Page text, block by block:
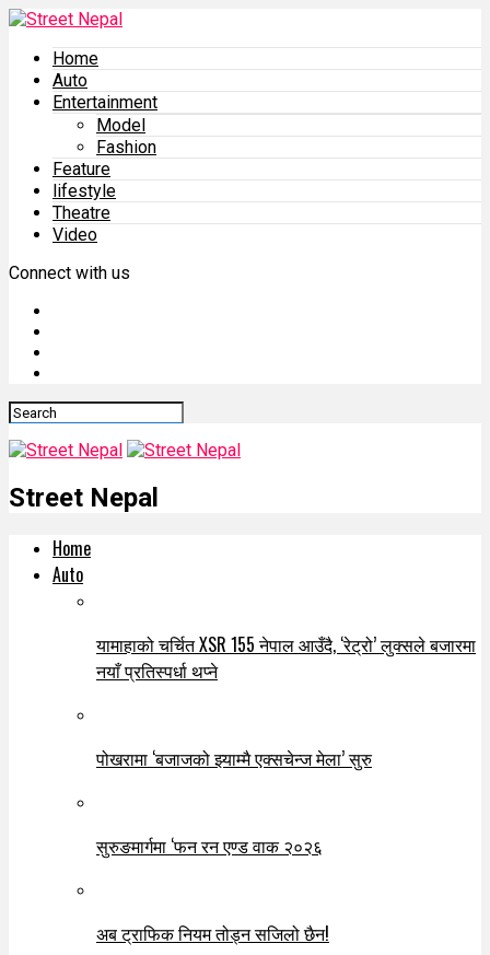
Home
Auto
Entertainment
Model
Fashion
Feature
lifestyle
Theatre
Video
Connect with us
Street Nepal
Home
Auto
यामाहाको चर्चित XSR 155 नेपाल आउँदै, ‘रेट्रो’ लुक्सले बजारमा
नयाँ प्रतिस्पर्धा थप्ने
पोखरामा ‘बजाजको झ्याम्मै एक्सचेन्ज मेला’ सुरु
सुरुङमार्गमा ‘फन रन एण्ड वाक २०२६
अब ट्राफिक नियम तोड्न सजिलो छैन!